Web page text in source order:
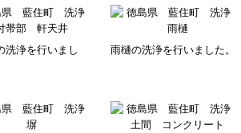
洗浄を行いまし
雨樋の洗浄を行いました。